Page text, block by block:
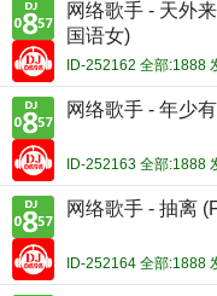
网络歌手 - 天外
国语女)
ID-252162 全部:1888
网络歌手 - 年少
ID-252163 全部:1888
网络歌手 - 抽离
ID-252164 全部:1888